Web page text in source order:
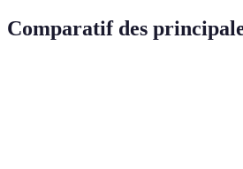
Comparatif des